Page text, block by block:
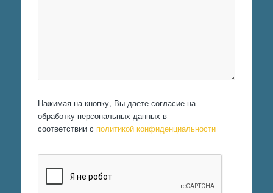
Нажимая на кнопку, Вы даете согласие на
обработку персональных данных в
соответствии с политикой конфиденциальности